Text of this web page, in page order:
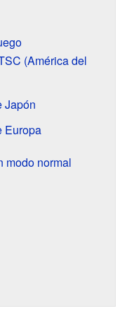
(América del
Japón
Europa
modo normal